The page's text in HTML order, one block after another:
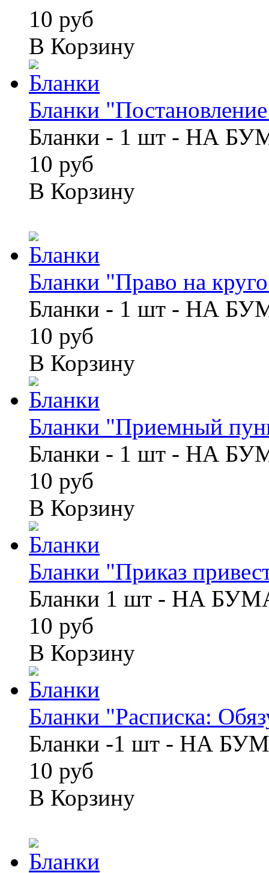
10 руб
В Корзину
Бланки
Бланки - 1 шт - НА
10 руб
В Корзину
Бланки "Право на
Бланки - 1 шт - НА
10 руб
В Корзину
Бланки "Приемный
Бланки - 1 шт - НА
10 руб
В Корзину
Бланки "Приказ
Бланки 1 шт - НА
10 руб
В Корзину
Бланки "Расписка:
Бланки -1 шт - НА
10 руб
В Корзину